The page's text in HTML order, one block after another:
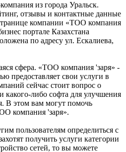
из города Уральск.
отзывы и контактные данные
компании «ТОО компания
портале Казахстана
по адресу ул. Ескалиева,
сфера. «ТОО компания 'заря» -
предоставляет свои услуги в
сейчас стоит вопрос о
какого-либо софта для улучшения
В этом вам могут помочь
компания 'заря».
пользователям определиться с
получить услуги категории
сетей, то вы можете